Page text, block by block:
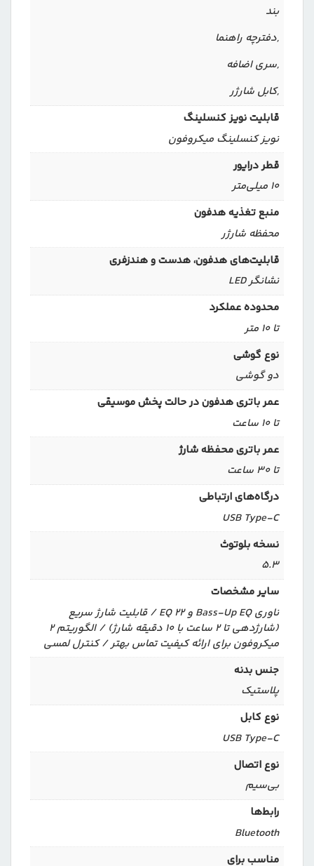
بند
,دفترچه راهنما
,سری اضافه
,کابل شارژر
قابلیت نویز کنسلینگ
نویز کنسلینگ میکروفون
قطر درایور
۱۰ میلی‌متر
منبع تغذیه هدفون
محفظه شارژر
قابلیت‌های هدفون، هدست و هندزفری
نشانگر LED
محدوده عملکرد
تا ۱۰ متر
نوع گوشی
دو گوشی
عمر باتری هدفون در حالت پخش موسیقی
تا 10 ساعت
عمر باتری محفظه شارژ
تا 30 ساعت
درگاه‌های ارتباطی
USB Type-C
نسخه بلوتوث
۵.۳
سایر مشخصات
ناوری Bass-Up EQ و ۲۲ EQ / قابلیت شارژ سریع
(شارژدهی تا ۲ ساعت با ۱۰ دقیقه شارژ) / الگوریتم ۲
میکروفون برای ارائه کیفیت تماس بهتر / کنترل لمسی
جنس بدنه
پلاستیک
نوع کابل
USB Type-C
نوع اتصال
بی‌سیم
رابط‌ها
Bluetooth
مناسب برای